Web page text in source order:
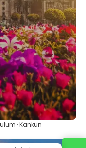
· Kankun